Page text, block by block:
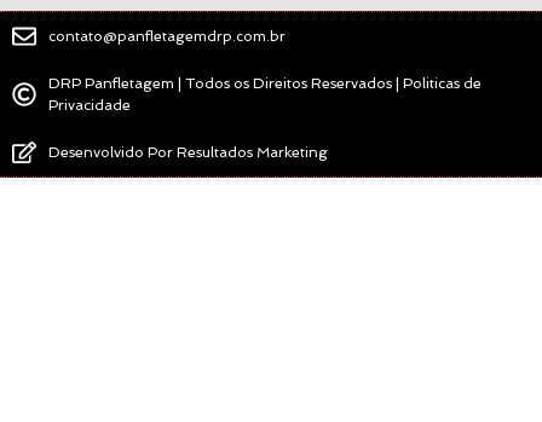
contato@panfletagemdrp.com.br
DRP Panfletagem | Todos os Direitos Reservados | Politicas de
Privacidade
Desenvolvido Por Resultados Marketing